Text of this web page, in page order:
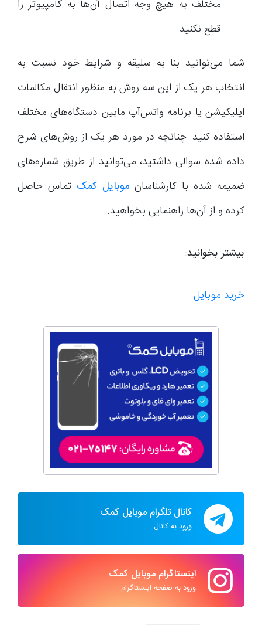
مختلف به هیچ وجه اتصال آن‌ها به کامپیوتر را
قطع نکنید.
شما می‌توانید بنا به سلیقه و شرایط خود نسبت به
انتخاب هر یک از این سه روش به منظور انتقال مکالمات
اپلیکیشن یا برنامه واتس‌آپ مابین دستگاه‌های مختلف
استفاده کنید. چنانچه در مورد هر یک از روش‌های شرح
داده شده سوالی داشتید، می‌توانید از طریق شماره‌های
ضمیمه شده با کارشناسان موبایل کمک تماس حاصل
کرده و از آن‌ها راهنمایی بخواهید.
بیشتر بخوانید:
خرید موبایل
کانال تلگرام موبایل کمک
ورود به کانال
اینستاگرام موبایل کمک
ورود به صفحه اینستاگرام